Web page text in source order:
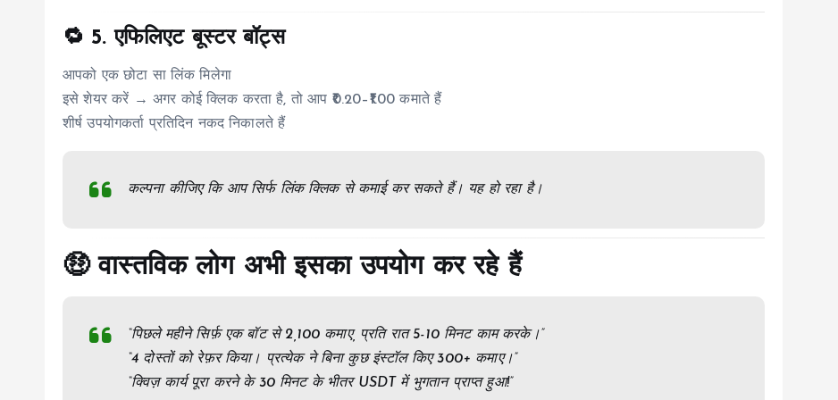
🔁 5.एफिलिएट बूस्टर बॉट्स
आपको एक छोटा सा लिंक मिलेगा
इसे शेयर करें → अगर कोई क्लिक करता है, तो आप ₹0.20–₹1.00 कमाते हैं
शीर्ष उपयोगकर्ता प्रतिदिन नकद निकालते हैं
कल्पना कीजिए कि आप सिर्फ लिंक क्लिक से कमाई कर सकते हैं। यह हो रहा है।
🤑 वास्तविक लोग अभी इसका उपयोग कर रहे हैं
“पिछले महीने सिर्फ़ एक बॉट से ₹2,100 कमाए, प्रति रात 5-10 मिनट काम करके।”
“4 दोस्तों को रेफ़र किया। प्रत्येक ने बिना कुछ इंस्टॉल किए ₹300+ कमाए।”
“क्विज़ कार्य पूरा करने के 30 मिनट के भीतर USDT में भुगतान प्राप्त हुआ!”